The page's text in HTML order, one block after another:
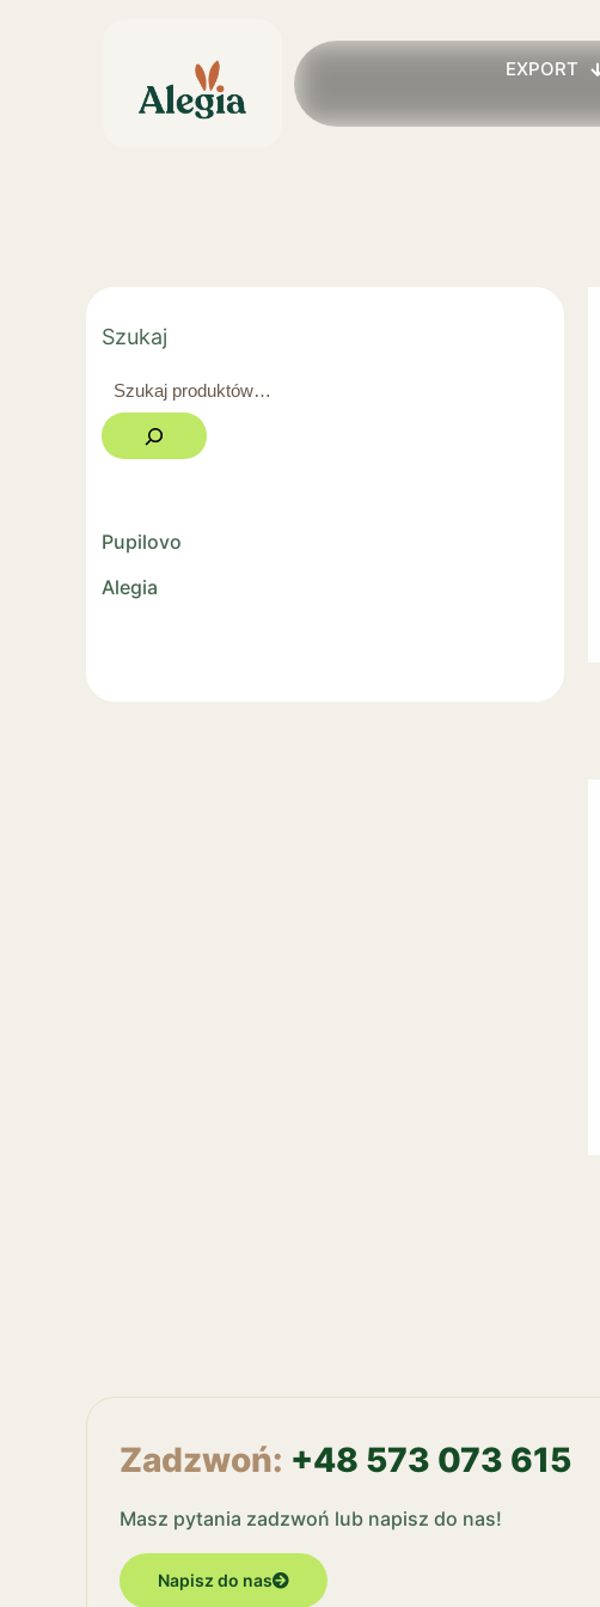
EXPORT
Szukaj
Pupilovo
Alegia
Zadzwoń: +48 573 073 615
Masz pytania zadzwoń lub napisz do nas!
Napisz do nas